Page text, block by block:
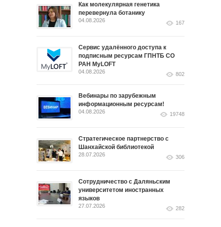
Как молекулярная генетика
перевернула ботанику
04.08.2026 167
Сервис удалённого доступа к
подписным ресурсам ГПНТБ СО
РАН MyLOFT
04.08.2026 802
Вебинары по зарубежным
информационным ресурсам!
04.08.2026 19748
Стратегическое партнерство с
Шанхайской библиотекой
28.07.2026 306
Сотрудничество с Даляньским
университетом иностранных
языков
27.07.2026 282